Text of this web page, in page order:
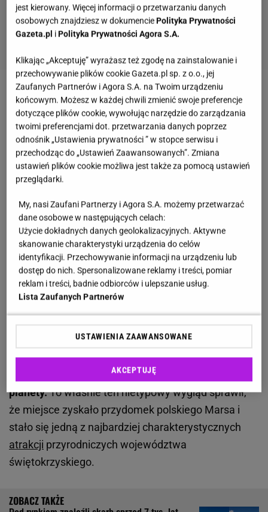
Zobacz wideoMajorka poza sezonem? Ależ
oczywiście! [VLOG]
Czerwone skały tworzą niezwykły krajobraz. To
dlatego miejsce porównywane jest do Marsa
Kamieniołom Kopulak znajduje się w Suchedniowie i
wyróżnia się charakterystycznymi czerwonymi
piaskowcami. Dodatkowo zalana wodą niecka
przyciąga uwagę intensywną pomarańczową i
czerwoną barwą, która kontrastuje z otaczającym ją
lasem.Zobacz wideo przedstawiające
kamieniołom:
Obecność związków żelaza sprawia, że teren
przypomina krajobrazy znane ze zdjęć czerwonej
planety.To właśnie ten nietypowy wygląd sprawił,
że miejsce zyskało przydomek polskiego Marsa i
stało się jedną z najbardziej charakterystycznych
atrakcji przyrodniczych województwa
świętokrzyskiego.
jest kierowany. Więcej informacji o przetwarzaniu danych
osobowych znajdziesz w dokumenciePolityka Prywatności
Gazeta.pl iPolityka Prywatności Agora S.A.
Klikając „Akceptuję” wyrażasz też zgodę na zainstalowanie i
przechowywanie plików cookie Gazeta.pl sp. z o.o., jej
Zaufanych Partnerów i Agora S.A. na Twoim urządzeniu
końcowym. Możesz w każdej chwili zmienić swoje preferencje
dotyczące plików cookie, wywołując narzędzie do zarządzania
twoimi preferencjami dot. przetwarzania danych poprzez
odnośnik „Ustawienia prywatności ” w stopce serwisu i
przechodząc do „Ustawień Zaawansowanych”. Zmiana
ustawień plików cookie możliwa jest także za pomocą ustawień
przeglądarki.
My, nasi Zaufani Partnerzy i Agora S.A. możemy przetwarzać
dane osobowe w następujących celach:
Użycie dokładnych danych geolokalizacyjnych. Aktywne
skanowanie charakterystyki urządzenia do celów
identyfikacji. Przechowywanie informacji na urządzeniu lub
dostęp do nich. Spersonalizowane reklamy i treści, pomiar
reklam i treści, badnie odbiorców i ulepszanie usług.
Lista Zaufanych Partnerów
USTAWIENIA ZAAWANSOWANE
AKCEPTUJĘ